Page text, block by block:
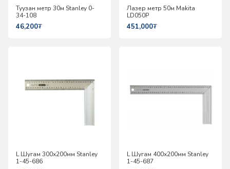
Туузан метр 30м Stanley 0-
34-108
46,200₮
Лазер метр 50м Makita
LD050P
451,000₮
L Шугам 300х200мм Stanley
1-45-686
L Шугам 400х200мм Stanley
1-45-687